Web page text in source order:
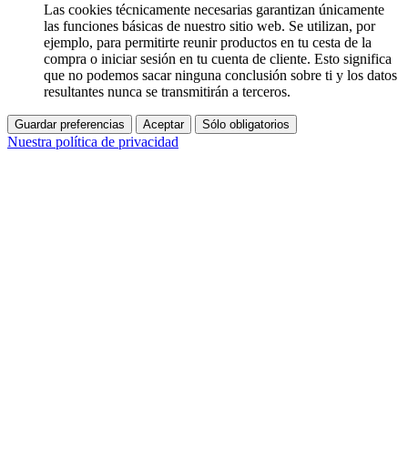
Las cookies técnicamente necesarias garantizan únicamente
las funciones básicas de nuestro sitio web. Se utilizan, por
ejemplo, para permitirte reunir productos en tu cesta de la
compra o iniciar sesión en tu cuenta de cliente. Esto significa
que no podemos sacar ninguna conclusión sobre ti y los datos
resultantes nunca se transmitirán a terceros.
Guardar preferencias Aceptar Sólo obligatorios
Nuestra política de privacidad